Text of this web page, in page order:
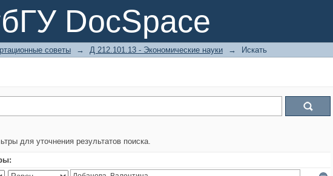
DocSpace
советы → Д 212.101.13 - Экономические науки → Искать
для уточнения результатов поиска.